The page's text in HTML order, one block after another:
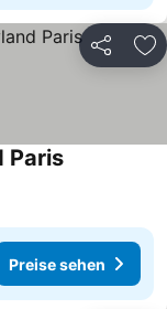
Teilen
Paris
Preise sehen